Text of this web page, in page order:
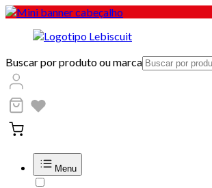
Buscar por produto ou marca
Menu